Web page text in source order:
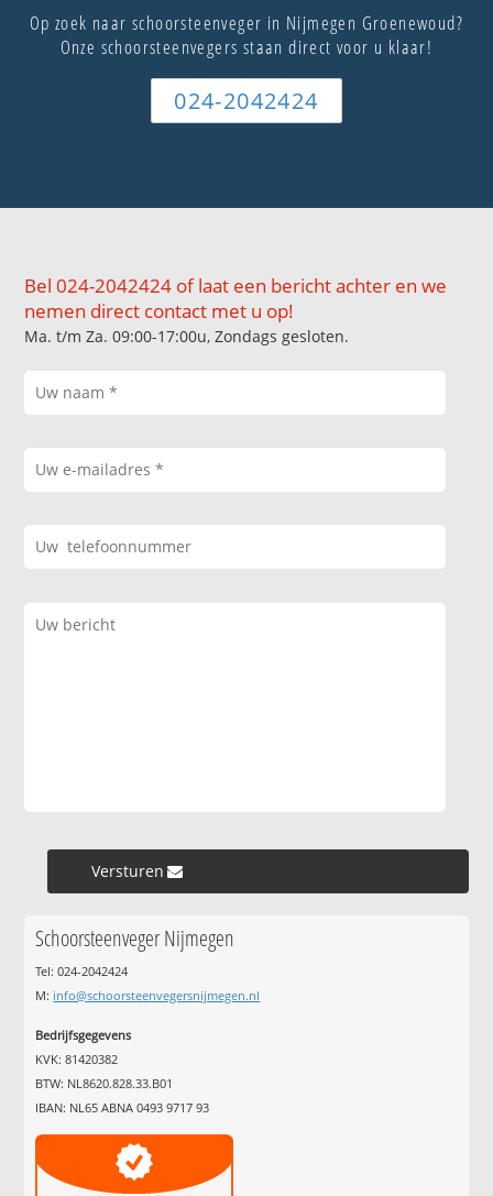
Op zoek naar schoorsteenveger in Nijmegen Groenewoud?
Onze schoorsteenvegers staan direct voor u klaar!
024-2042424
Bel 024-2042424 of laat een bericht achter en we
nemen direct contact met u op!
Ma. t/m Za. 09:00-17:00u, Zondags gesloten.
Versturen »
Schoorsteenveger Nijmegen
Tel: 024-2042424
M: info@schoorsteenvegersnijmegen.nl
Bedrijfsgegevens
KVK: 81420382
BTW: NL8620.828.33.B01
IBAN: NL65 ABNA 0493 9717 93